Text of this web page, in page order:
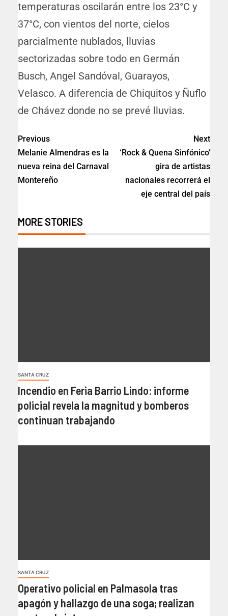
temperaturas oscilarán entre los 23°C y
37°C, con vientos del norte, cielos
parcialmente nublados, lluvias
sectorizadas sobre todo en Germán
Busch, Angel Sandóval, Guarayos,
Velasco. A diferencia de Chiquitos y Ñuflo
de Chávez donde no se prevé lluvias.
Previous
Melanie Almendras es la
nueva reina del Carnaval
Montereño
Next
‘Rock & Quena Sinfónico’
gira de artistas
nacionales recorrerá el
eje central del país
MORE STORIES
SANTA CRUZ
Incendio en Feria Barrio Lindo: informe
policial revela la magnitud y bomberos
continuan trabajando
SANTA CRUZ
Operativo policial en Palmasola tras
apagón y hallazgo de una soga; realizan